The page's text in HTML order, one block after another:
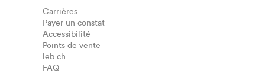
Carrières
Payer un constat
Accessibilité
Points de vente
leb.ch
FAQ